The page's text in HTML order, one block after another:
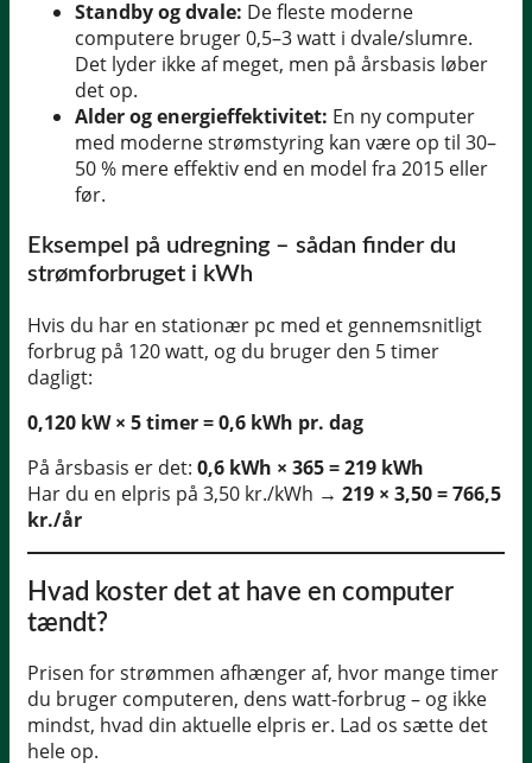
Standby og dvale: De fleste moderne
computere bruger 0,5–3 watt i dvale/slumre.
Det lyder ikke af meget, men på årsbasis løber
det op.
Alder og energieffektivitet: En ny computer
med moderne strømstyring kan være op til 30–
50 % mere effektiv end en model fra 2015 eller
før.
Eksempel på udregning – sådan finder du
strømforbruget i kWh
Hvis du har en stationær pc med et gennemsnitligt
forbrug på 120 watt, og du bruger den 5 timer
dagligt:
0,120 kW × 5 timer = 0,6 kWh pr. dag
På årsbasis er det: 0,6 kWh × 365 = 219 kWh
Har du en elpris på 3,50 kr./kWh → 219 × 3,50 = 766,5
kr./år
Hvad koster det at have en computer
tændt?
Prisen for strømmen afhænger af, hvor mange timer
du bruger computeren, dens watt-forbrug – og ikke
mindst, hvad din aktuelle elpris er. Lad os sætte det
hele op.